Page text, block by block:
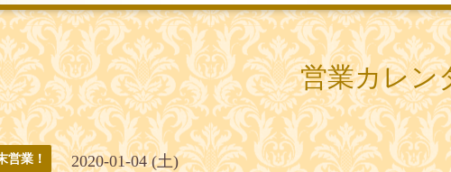
営業カレン
営業！ 2020-01-04 (土)